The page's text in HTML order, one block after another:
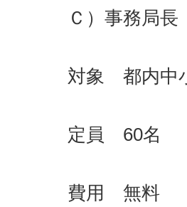
Ｃ）事務局
対象 都内中
定員 60名
費用 無料